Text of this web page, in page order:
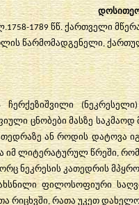
.1758-1789წწ. ქართველი
წარმომადგენელი,
ჩერქეზიშვილი(ნეკრესელი
ცნობები მასზე საკმაოდ
ან როდის დატოვა
იმ ლიტერატურულ წრეში,
ნეკრესის კათედრის
ფილოსოფიური
რიცხვში,რათა უკეთ